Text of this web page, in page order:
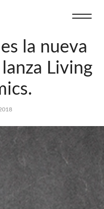
la nueva
Living